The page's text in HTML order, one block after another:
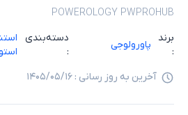
POWEROLOGY PWPROHUB
برند
:
پاورولوجی
دسته‌بندی
:
آخرین به روز رسانی : ۱۴۰۵/۰۵/۱۶